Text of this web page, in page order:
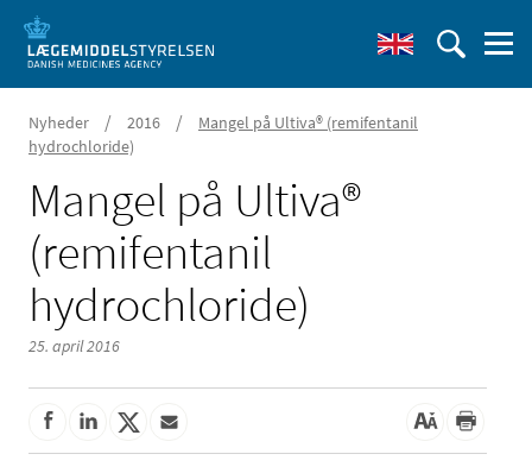
Nyheder / 2016 /
Mangel på Ultiva® (remifentanil
hydrochloride)
Mangel på Ultiva®
(remifentanil
hydrochloride)
25. april 2016